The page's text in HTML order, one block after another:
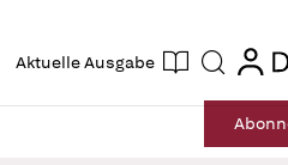
Aktuelle Ausgabe Suche
login
Abo